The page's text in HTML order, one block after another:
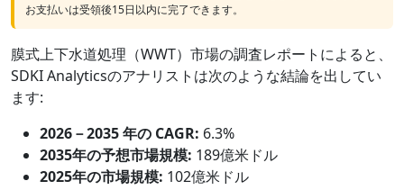
お支払いは受領後15日以内に完了できます。
膜式上下水道処理（WWT）市場の調査レポートによると、
SDKI Analyticsのアナリストは次のような結論を出してい
ます:
2026－2035 年の CAGR: 6.3%
2035年の予想市場規模: 189億米ドル
2025年の市場規模: 102億米ドル